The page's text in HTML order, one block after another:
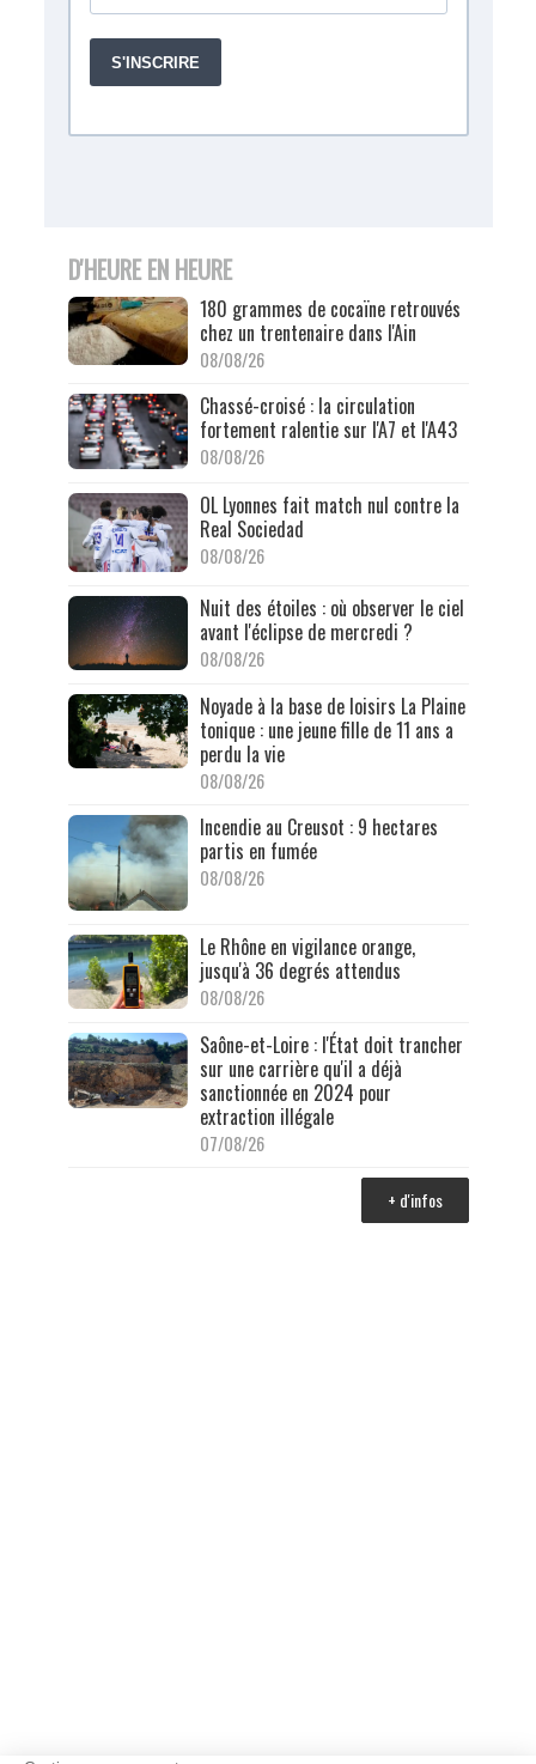
D'HEURE EN HEURE
180 grammes de cocaïne retrouvés
chez un trentenaire dans l'Ain
08/08/26
Chassé-croisé : la circulation
fortement ralentie sur l'A7 et l'A43
08/08/26
OL Lyonnes fait match nul contre la
Real Sociedad
08/08/26
Nuit des étoiles : où observer le ciel
avant l'éclipse de mercredi ?
08/08/26
Noyade à la base de loisirs La Plaine
tonique : une jeune fille de 11 ans a
perdu la vie
08/08/26
Incendie au Creusot : 9 hectares
partis en fumée
08/08/26
Le Rhône en vigilance orange,
jusqu'à 36 degrés attendus
08/08/26
Saône-et-Loire : l'État doit trancher
sur une carrière qu'il a déjà
sanctionnée en 2024 pour
extraction illégale
07/08/26
+ d'infos